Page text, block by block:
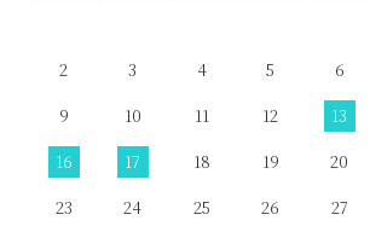
2
3 4 5 6
9
10 11 12 13
16
17 18 19 20
23
24 25 26 27